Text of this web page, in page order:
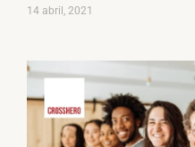
14 abril, 2021